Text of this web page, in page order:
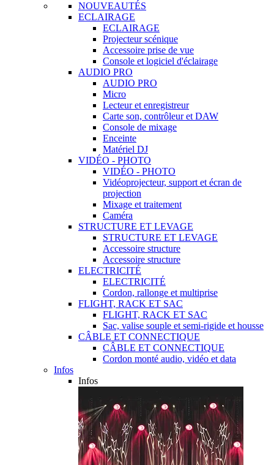
NOUVEAUTÉS
ECLAIRAGE
ECLAIRAGE
Projecteur scénique
Accessoire prise de vue
Console et logiciel d'éclairage
AUDIO PRO
AUDIO PRO
Micro
Lecteur et enregistreur
Carte son, contrôleur et DAW
Console de mixage
Enceinte
Matériel DJ
VIDÉO - PHOTO
VIDÉO - PHOTO
Vidéoprojecteur, support et écran de
projection
Mixage et traitement
Caméra
STRUCTURE ET LEVAGE
STRUCTURE ET LEVAGE
Accessoire structure
Accessoire structure
ELECTRICITÉ
ELECTRICITÉ
Cordon, rallonge et multiprise
FLIGHT, RACK ET SAC
FLIGHT, RACK ET SAC
Sac, valise souple et semi-rigide et housse
CÂBLE ET CONNECTIQUE
CÂBLE ET CONNECTIQUE
Cordon monté audio, vidéo et data
Infos
Infos